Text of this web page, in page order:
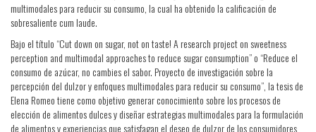
multimodales para reducir su consumo, la cual ha obtenido la calificación de
sobresaliente cum laude.
Bajo el título “Cut down on sugar, not on taste! A research project on sweetness
perception and multimodal approaches to reduce sugar consumption” o “Reduce el
consumo de azúcar, no cambies el sabor. Proyecto de investigación sobre la
percepción del dulzor y enfoques multimodales para reducir su consumo”, la tesis de
Elena Romeo tiene como objetivo generar conocimiento sobre los procesos de
elección de alimentos dulces y diseñar estrategias multimodales para la formulación
de alimentos y experiencias que satisfagan el deseo de dulzor de los consumidores